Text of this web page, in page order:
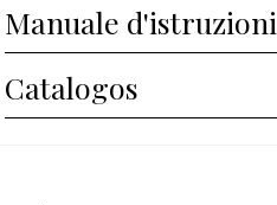
Manuale d'istruzioni
Catalogos